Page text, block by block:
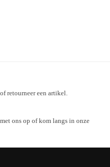
retourneer een artikel.
ons op of kom langs in onze